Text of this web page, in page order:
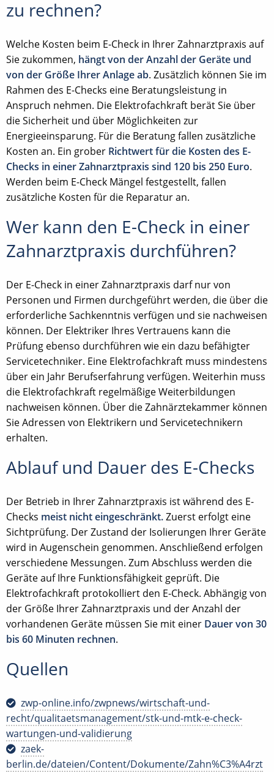
zu rechnen?
Welche Kosten beim E-Check in Ihrer Zahnarztpraxis auf
Sie zukommen, hängt von der Anzahl der Geräte und
von der Größe Ihrer Anlage ab. Zusätzlich können Sie im
Rahmen des E-Checks eine Beratungsleistung in
Anspruch nehmen. Die Elektrofachkraft berät Sie über
die Sicherheit und über Möglichkeiten zur
Energieeinsparung. Für die Beratung fallen zusätzliche
Kosten an. Ein grober Richtwert für die Kosten des E-
Checks in einer Zahnarztpraxis sind 120 bis 250 Euro.
Werden beim E-Check Mängel festgestellt, fallen
zusätzliche Kosten für die Reparatur an.
Wer kann den E-Check in einer
Zahnarztpraxis durchführen?
Der E-Check in einer Zahnarztpraxis darf nur von
Personen und Firmen durchgeführt werden, die über die
erforderliche Sachkenntnis verfügen und sie nachweisen
können. Der Elektriker Ihres Vertrauens kann die
Prüfung ebenso durchführen wie ein dazu befähigter
Servicetechniker. Eine Elektrofachkraft muss mindestens
über ein Jahr Berufserfahrung verfügen. Weiterhin muss
die Elektrofachkraft regelmäßige Weiterbildungen
nachweisen können. Über die Zahnärztekammer können
Sie Adressen von Elektrikern und Servicetechnikern
erhalten.
Ablauf und Dauer des E-Checks
Der Betrieb in Ihrer Zahnarztpraxis ist während des E-
Checks meist nicht eingeschränkt.Zuerst erfolgt eine
Sichtprüfung. Der Zustand der Isolierungen Ihrer Geräte
wird in Augenschein genommen. Anschließend erfolgen
verschiedene Messungen. Zum Abschluss werden die
Geräte auf Ihre Funktionsfähigkeit geprüft. Die
Elektrofachkraft protokolliert den E-Check. Abhängig von
der Größe Ihrer Zahnarztpraxis und der Anzahl der
vorhandenen Geräte müssen Sie mit einer Dauer von 30
bis 60 Minuten rechnen.
Quellen
zwp-online.info/zwpnews/wirtschaft-und-
recht/qualitaetsmanagement/stk-und-mtk-e-check-
wartungen-und-validierung
zaek-
berlin.de/dateien/Content/Dokumente/Zahn%C3%A4rzt